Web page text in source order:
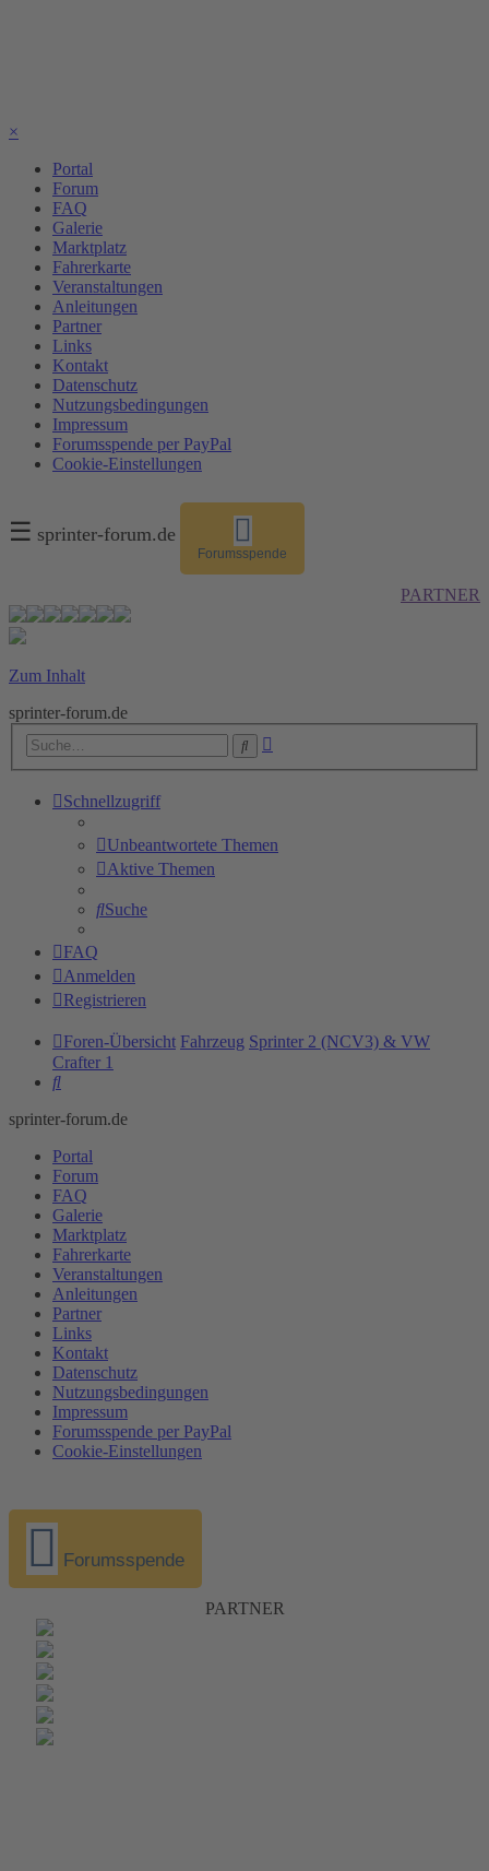
×
Portal
Forum
FAQ
Galerie
Marktplatz
Fahrerkarte
Veranstaltungen
Anleitungen
Partner
Links
Kontakt
Datenschutz
Nutzungsbedingungen
Impressum
Forumsspende per PayPal
Cookie-Einstellungen
☰ sprinter-forum.de
Forumsspende
PARTNER
Zum Inhalt
sprinter-forum.de
Suche
Schnellzugriff
Unbeantwortete Themen
Aktive Themen
Suche
FAQ
Anmelden
Registrieren
Foren-Übersicht Fahrzeug Sprinter 2 (NCV3) & VW
Crafter 1
Suche
sprinter-forum.de
Portal
Forum
FAQ
Galerie
Marktplatz
Fahrerkarte
Veranstaltungen
Anleitungen
Partner
Links
Kontakt
Datenschutz
Nutzungsbedingungen
Impressum
Forumsspende per PayPal
Cookie-Einstellungen
Forumsspende
PARTNER